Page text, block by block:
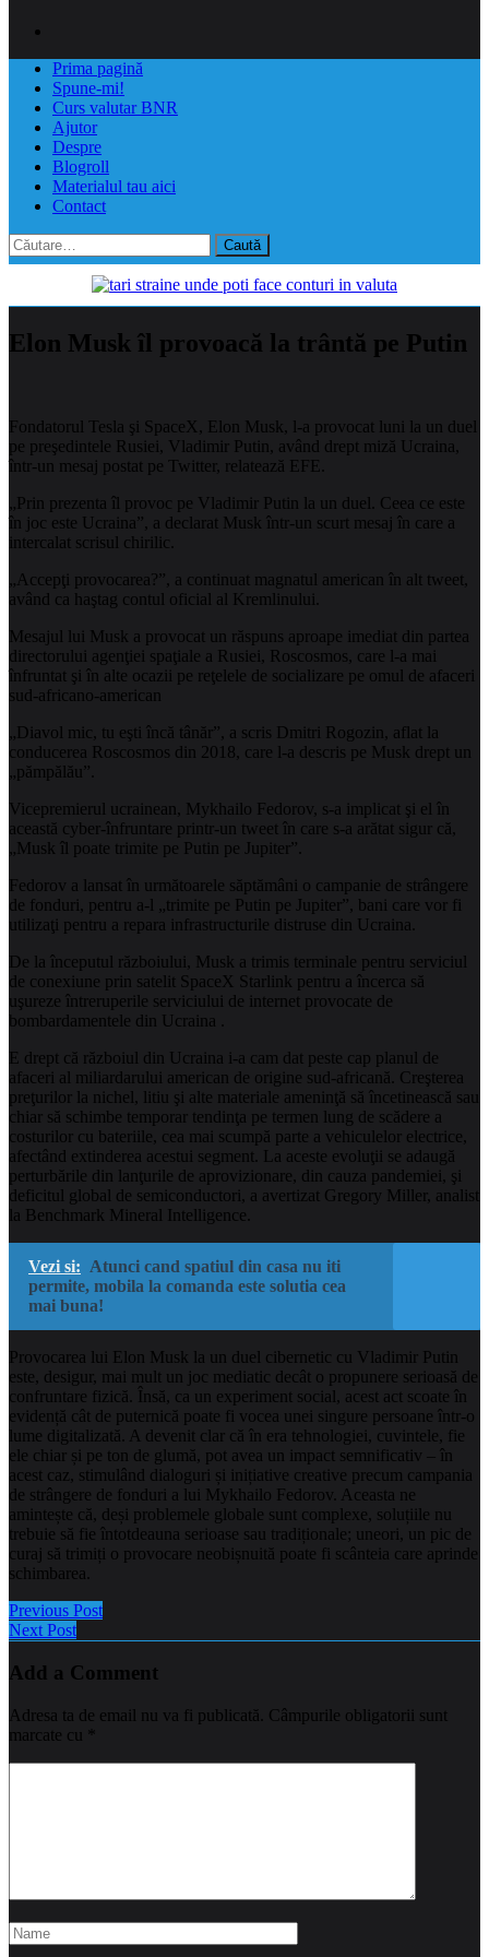
Prima pagină
Spune-mi!
Curs valutar BNR
Ajutor
Despre
Blogroll
Materialul tau aici
Contact
Caută
după:
Elon Musk îl provoacă la trântă pe Putin
Fondatorul Tesla şi SpaceX, Elon Musk, l-a provocat luni la un duel
pe preşedintele Rusiei, Vladimir Putin, având drept miză Ucraina,
într-un mesaj postat pe Twitter, relatează EFE.
„Prin prezenta îl provoc pe Vladimir Putin la un duel. Ceea ce este
în joc este Ucraina”, a declarat Musk într-un scurt mesaj în care a
intercalat scrisul chirilic.
„Accepţi provocarea?”, a continuat magnatul american în alt tweet,
având ca haştag contul oficial al Kremlinului.
Mesajul lui Musk a provocat un răspuns aproape imediat din partea
directorului agenţiei spaţiale a Rusiei, Roscosmos, care l-a mai
înfruntat şi în alte ocazii pe reţelele de socializare pe omul de afaceri
sud-africano-american
„Diavol mic, tu eşti încă tânăr”, a scris Dmitri Rogozin, aflat la
conducerea Roscosmos din 2018, care l-a descris pe Musk drept un
„pămpălău”.
Vicepremierul ucrainean, Mykhailo Fedorov, s-a implicat şi el în
această cyber-înfruntare printr-un tweet în care s-a arătat sigur că,
„Musk îl poate trimite pe Putin pe Jupiter”.
Fedorov a lansat în următoarele săptămâni o campanie de strângere
de fonduri, pentru a-l „trimite pe Putin pe Jupiter”, bani care vor fi
utilizaţi pentru a repara infrastructurile distruse din Ucraina.
De la începutul războiului, Musk a trimis terminale pentru serviciul
de conexiune prin satelit SpaceX Starlink pentru a încerca să
uşureze întreruperile serviciului de internet provocate de
bombardamentele din Ucraina .
E drept că războiul din Ucraina i-a cam dat peste cap planul de
afaceri al miliardarului american de origine sud-africană. Creşterea
preţurilor la nichel, litiu şi alte materiale ameninţă să încetinească sau
chiar să schimbe temporar tendinţa pe termen lung de scădere a
costurilor cu bateriile, cea mai scumpă parte a vehiculelor electrice,
afectând extinderea acestui segment. La aceste evoluţii se adaugă
perturbările din lanţurile de aprovizionare, din cauza pandemiei, şi
deficitul global de semiconductori, a avertizat Gregory Miller, analist
la Benchmark Mineral Intelligence.
Vezi si: Atunci cand spatiul din casa nu iti
permite, mobila la comanda este solutia cea
mai buna!
Provocarea lui Elon Musk la un duel cibernetic cu Vladimir Putin
este, desigur, mai mult un joc mediatic decât o propunere serioasă de
confruntare fizică. Însă, ca un experiment social, acest act scoate în
evidență cât de puternică poate fi vocea unei singure persoane într-o
lume digitalizată. A devenit clar că în era tehnologiei, cuvintele, fie
ele chiar și pe ton de glumă, pot avea un impact semnificativ – în
acest caz, stimulând dialoguri și inițiative creative precum campania
de strângere de fonduri a lui Mykhailo Fedorov. Aceasta ne
amintește că, deși problemele globale sunt complexe, soluțiile nu
trebuie să fie întotdeauna serioase sau tradiționale; uneori, un pic de
curaj să trimiți o provocare neobișnuită poate fi scânteia care aprinde
schimbarea.
Previous Post
Next Post
Add a Comment
Adresa ta de email nu va fi publicată. Câmpurile obligatorii sunt
marcate cu